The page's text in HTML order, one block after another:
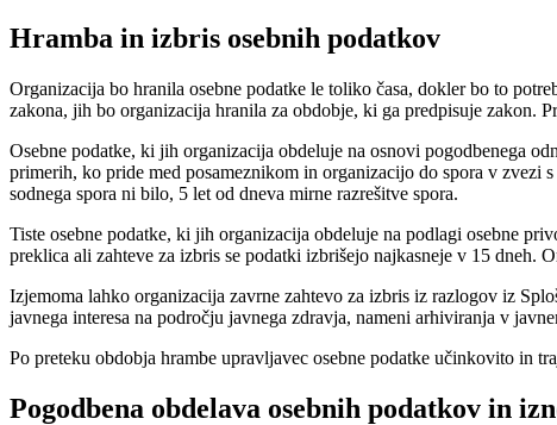
Hramba in izbris osebnih podatkov
Organizacija bo hranila osebne podatke le toliko časa, dokler bo to
zakona, jih bo organizacija hranila za obdobje, ki ga predpisuje zakon.
Osebne podatke, ki jih organizacija obdeluje na osnovi pogodbenega
primerih, ko pride med posameznikom in organizacijo do spora v zvezi
sodnega spora ni bilo, 5 let od dneva mirne razrešitve spora.
Tiste osebne podatke, ki jih organizacija obdeluje na podlagi osebne
preklica ali zahteve za izbris se podatki izbrišejo najkasneje v 15 dneh.
Izjemoma lahko organizacija zavrne zahtevo za izbris iz razlogov iz
javnega interesa na področju javnega zdravja, nameni arhiviranja v
Po preteku obdobja hrambe upravljavec osebne podatke učinkovito in
Pogodbena obdelava osebnih podatkov in